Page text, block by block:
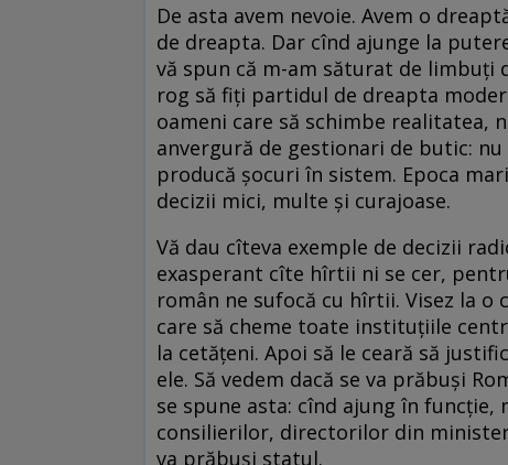
De asta avem nevoie. Avem o
de dreapta. Dar cînd ajunge la
vă spun că m-am săturat de limbuţi
rog să fiţi partidul de dreapta
oameni care să schimbe realitatea,
anvergură de gestionari de butic:
producă şocuri în sistem. Epoca
decizii mici, multe şi curajoase.
Vă dau cîteva exemple de decizii
exasperant cîte hîrtii ni se cer,
român ne sufocă cu hîrtii. Visez la
care să cheme toate instituţiile
la cetăţeni. Apoi să le ceară să
ele. Să vedem dacă se va prăbuşi
se spune asta: cînd ajung în
consilierilor, directorilor din
va prăbuşi statul.